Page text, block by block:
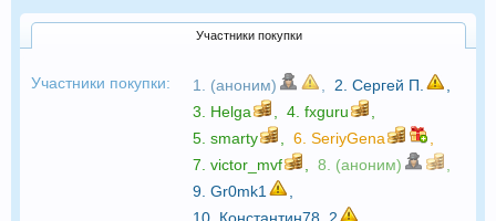
Участники покупки
Участники покупки: 1. (аноним) 2. Сергей П.
3. Helga 4. fxguru
5. smarty 6. SeriyGena
7. victor_mvf 8. (аноним)
9. Gr0mk1